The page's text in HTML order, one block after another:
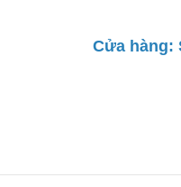
Cửa hàng: